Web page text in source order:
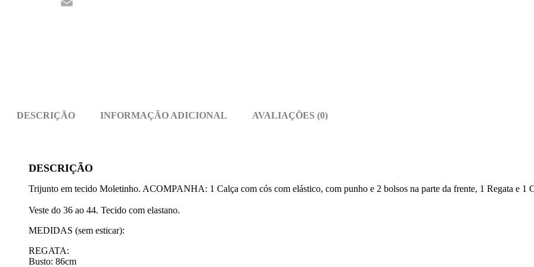
Threads
DESCRIÇÃO INFORMAÇÃO ADICIONAL AVALIAÇÕES (0)
DESCRIÇÃO
Trijunto em tecido Moletinho. ACOMPANHA: 1 Calça com cós com elástico, com punho e 2 bolsos na parte da frente, 1 Regata e 1
Veste do 36 ao 44. Tecido com elastano.
MEDIDAS (sem esticar):
REGATA:
Busto: 86cm